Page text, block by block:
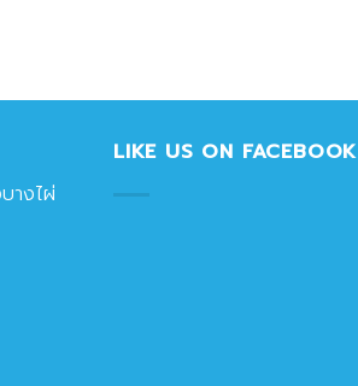
างไผ่
LIKE US ON FACEBOOK